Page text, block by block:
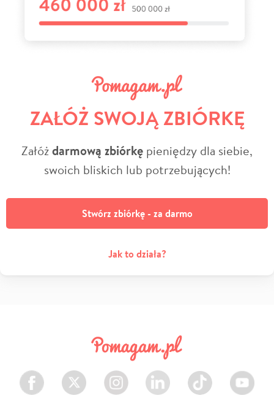
ZAŁÓŻ SWOJĄ ZBIÓRKĘ
Załóżdarmową zbiórkę pieniędzy dla siebie,
swoich bliskich lub potrzebujących!
Stwórz zbiórkę - za darmo
Jak to działa?
Facebook Twitter Instagram LinkedIn TikTok Youtube